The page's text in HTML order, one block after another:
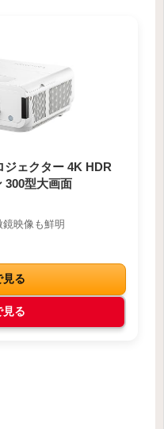
ェクター 4K HDR
300型大画面
映像も鮮明
る
見る